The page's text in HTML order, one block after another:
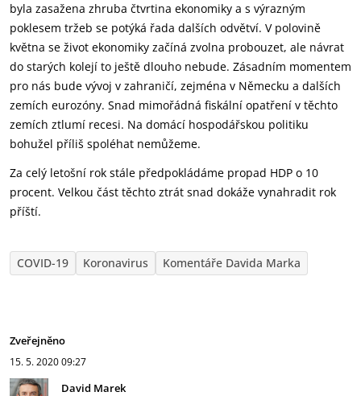
byla zasažena zhruba čtvrtina ekonomiky a s výrazným
poklesem tržeb se potýká řada dalších odvětví. V polovině
května se život ekonomiky začíná zvolna probouzet, ale návrat
do starých kolejí to ještě dlouho nebude. Zásadním momentem
pro nás bude vývoj v zahraničí, zejména v Německu a dalších
zemích eurozóny. Snad mimořádná fiskální opatření v těchto
zemích ztlumí recesi. Na domácí hospodářskou politiku
bohužel příliš spoléhat nemůžeme.
Za celý letošní rok stále předpokládáme propad HDP o 10
procent. Velkou část těchto ztrát snad dokáže vynahradit rok
příští.
COVID-19 Koronavirus Komentáře Davida Marka
Zveřejněno
15. 5. 202009:27
David Marek